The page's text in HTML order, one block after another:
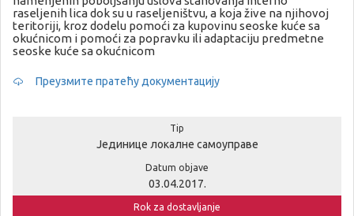
raseljenih lica dok su u raseljeništvu, a koja žive na njihovoj
teritoriji, kroz dodelu pomoći za kupovinu seoske kuće sa
okućnicom i pomoći za popravku ili adaptaciju predmetne
seoske kuće sa okućnicom
Преузмите пратећу документацију
Tip
Јединице локалне самоуправе
Datum objave
03.04.2017.
Rok za dostavljanje